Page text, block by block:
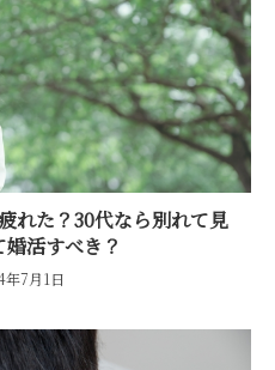
れた？30代なら別れて見
活すべき？
年7月1日